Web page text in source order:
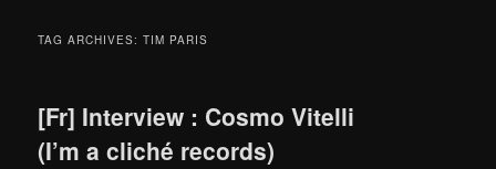
TAG ARCHIVES:TIM PARIS
[Fr] Interview : Cosmo Vitelli
(I’m a cliché records)